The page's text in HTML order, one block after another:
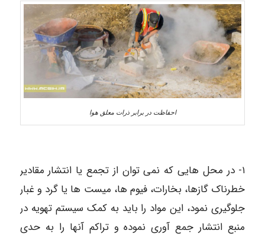
احفاظت در برابر ذرات معلق هوا
۱- در محل هایی که نمی توان از تجمع یا انتشار مقادیر
خطرناک گازها، بخارات، فیوم ها، میست ها یا گرد و غبار
جلوگیری نمود، این مواد را باید به کمک سیستم تهویه در
منبع انتشار جمع آوری نموده و تراکم آنها را به حدی